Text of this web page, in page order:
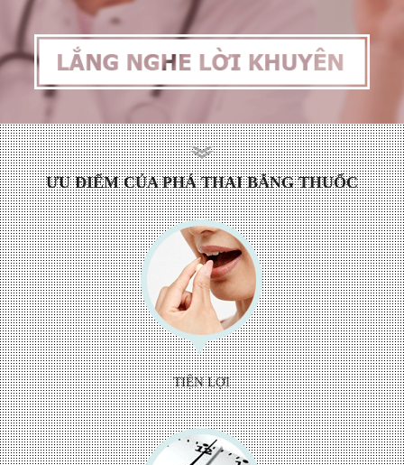
ƯU ĐIỂM CỦA PHÁ THAI BẰNG THUỐC
TIỆN LỢI